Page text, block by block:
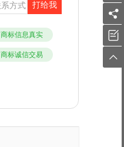
打给我
商标信息真实
商标诚信交易


